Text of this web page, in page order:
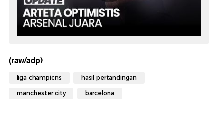
(raw/adp)
liga champions hasil pertandingan
manchester city barcelona